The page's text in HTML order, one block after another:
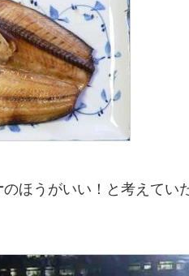
のほうがいい！と考えてい